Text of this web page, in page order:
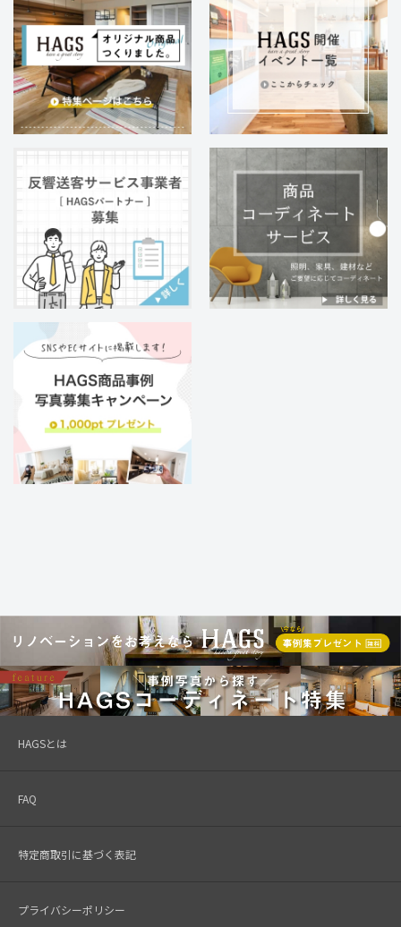
HAGSとは
FAQ
特定商取引に基づく表記
プライバシーポリシー